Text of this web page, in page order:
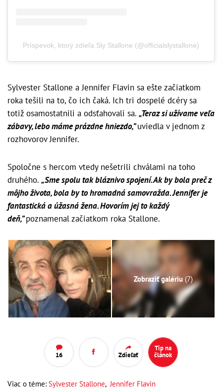
Príspevok, ktorý zdieľa Sly Stallone (@officialslystallone)
Sylvester Stallone a Jennifer Flavin sa ešte začiatkom
roka tešili na to, čo ich čaká. Ich tri dospelé dcéry sa
totiž osamostatnili a odsťahovali sa. „Teraz si užívame veľa
zábavy, lebo máme prázdne hniezdo,”uviedla v jednom z
rozhovorov Jennifer.
Spoločne s hercom vtedy nešetrili chválami na toho
druhého. „Sme spolu tak bláznivo spojení. Ak by bola preč z
môjho života, bola by to hromadná samovražda. Jennifer je
fantastická a úžasná žena. Hovorím jej to každý
deň,”poznamenal začiatkom roka Stallone.
Zobraziť galériu (7)
16 Zdieľať
Tip na
článok
Viac o téme: Sylvester Stallone, Jennifer Flavin